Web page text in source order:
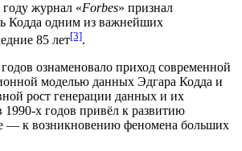
году журнал «Forbes» признал
Кодда одним из важнейших
85 лет[3].
ознаменовало приход современной
моделью данных Эдгара Кодда и
рост генерации данных и их
1990-х годов привёл к развитию
— к возникновению феномена больших